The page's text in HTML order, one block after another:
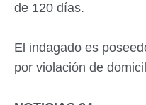
de 120 días.
El indagado es
por violación de